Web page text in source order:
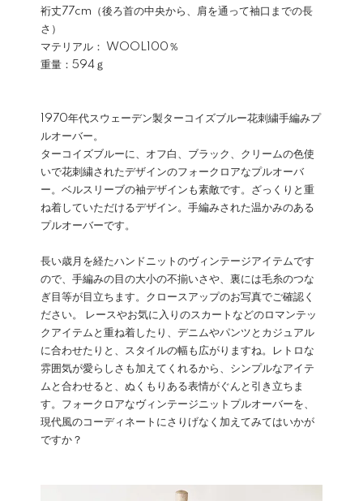
裄丈77cm（後ろ首の中央から、肩を通って袖口までの長
さ）
マテリアル： WOOL100％
重量：594ｇ
1970年代スウェーデン製ターコイズブルー花刺繍手編みプ
ルオーバー。
ターコイズブルーに、オフ白、ブラック、クリームの色使
いで花刺繍されたデザインのフォークロアなプルオーバ
ー。ベルスリーブの袖デザインも素敵です。ざっくりと重
ね着していただけるデザイン。手編みされた温かみのある
プルオーバーです。
長い歳月を経たハンドニットのヴィンテージアイテムです
ので、手編みの目の大小の不揃いさや、裏には毛糸のつな
ぎ目等が目立ちます。クロースアップのお写真でご確認く
ださい。 レースやお気に入りのスカートなどのロマンテッ
クアイテムと重ね着したり、デニムやパンツとカジュアル
に合わせたりと、スタイルの幅も広がりますね。レトロな
雰囲気が愛らしさも加えてくれるから、シンプルなアイテ
ムと合わせると、ぬくもりある表情がぐんと引き立ちま
す。フォークロアなヴィンテージニットプルオーバーを、
現代風のコーディネートにさりげなく加えてみてはいかが
ですか？